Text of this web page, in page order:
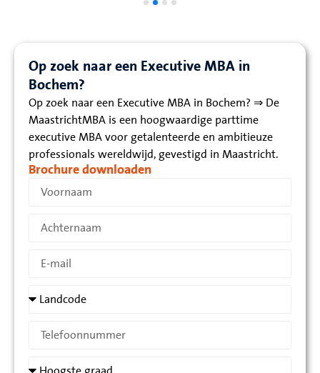
Op zoek naar een Executive MBA in
Bochem?
Op zoek naar een Executive MBA in Bochem? ⇒ De
MaastrichtMBA is een hoogwaardige parttime
executive MBA voor getalenteerde en ambitieuze
professionals wereldwijd, gevestigd in Maastricht.
Brochure downloaden